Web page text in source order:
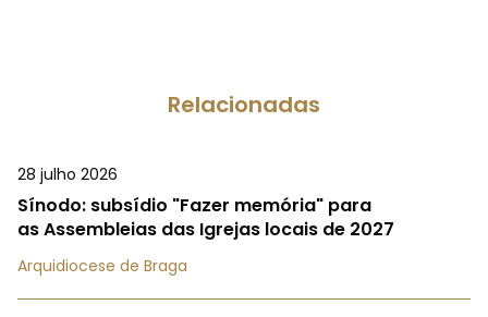
Relacionadas
28 julho 2026
Sínodo: subsídio "Fazer memória" para
as Assembleias das Igrejas locais de 2027
Arquidiocese de Braga